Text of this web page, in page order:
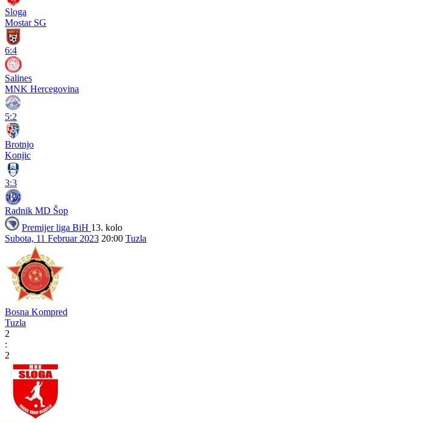
Sloga
Mostar SG
6:4
Salines
MNK Hercegovina
5:2
Brotnjo
Konjic
3:3
Radnik MD Šop
Premijer liga BiH 13. kolo
Subota, 11 Februar 2023 20:00 Tuzla
Bosna Kompred
Tuzla
2
:
2